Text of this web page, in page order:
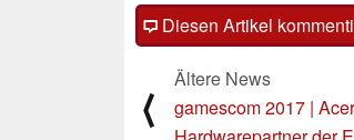
Diesen Artikel
⟨
Ältere News
gamescom 2017 |